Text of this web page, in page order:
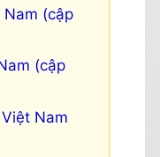
Nam (cập
(cập
Nam